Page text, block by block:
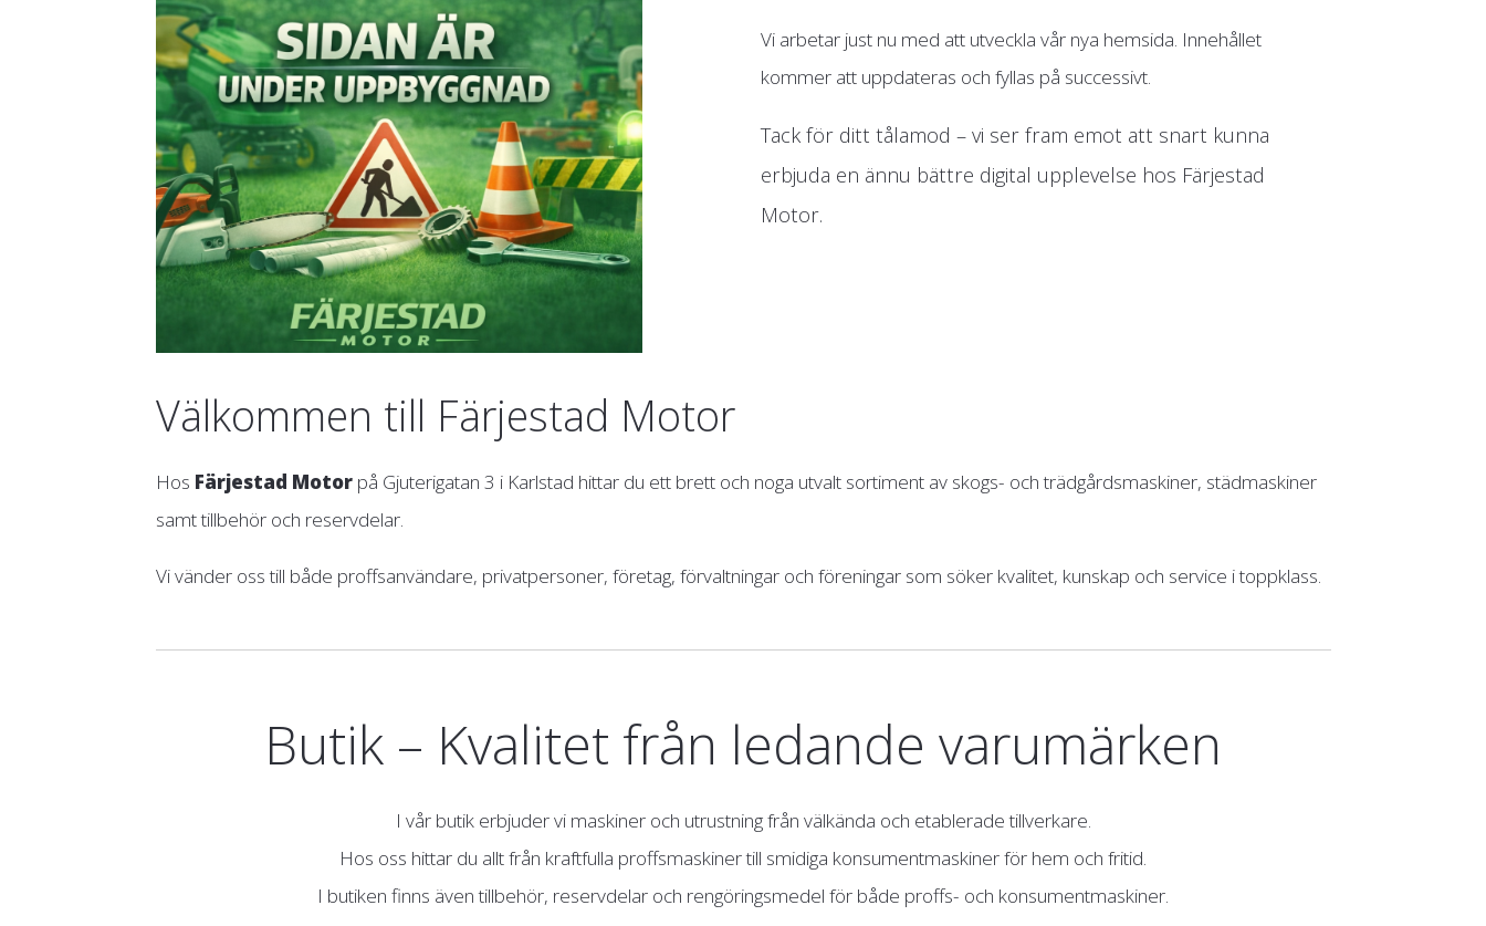
Vi arbetar just nu med att utveckla vår nya hemsida. Innehållet
kommer att uppdateras och fyllas på successivt.
Tack för ditt tålamod – vi ser fram emot att snart kunna
erbjuda en ännu bättre digital upplevelse hos Färjestad
Motor.
Välkommen till Färjestad Motor
Hos Färjestad Motorpå Gjuterigatan 3 i Karlstad hittar du ett brett och noga utvalt sortiment av skogs- och trädgårdsmaskiner, städmaskiner
samt tillbehör och reservdelar.
Vi vänder oss till både proffsanvändare, privatpersoner, företag, förvaltningar och föreningar som söker kvalitet, kunskap och service i toppklass.
Butik – Kvalitet från ledande varumärken
I vår butik erbjuder vi maskiner och utrustning från välkända och etablerade tillverkare.
Hos oss hittar du allt från kraftfulla proffsmaskiner till smidiga konsumentmaskiner för hem och fritid.
I butiken finns även tillbehör, reservdelar och rengöringsmedel för både proffs- och konsumentmaskiner.